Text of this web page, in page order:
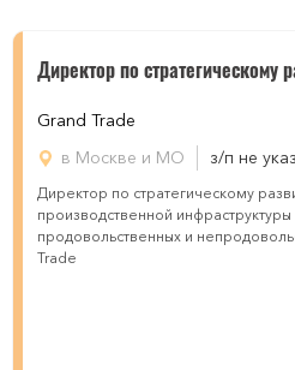
Директор по стратегическому
Grand Trade
в Москве и МО
з/п не
Директор по стратегическому
производственной
продовольственных и
Trade